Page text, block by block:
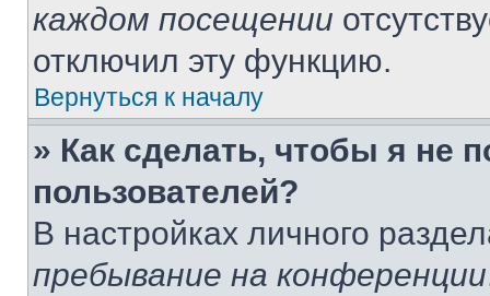
каждом посещении
отключил эту функцию.
Вернуться к началу
» Как сделать, чтобы я не
пользователей?
В настройках личного
пребывание на конференции